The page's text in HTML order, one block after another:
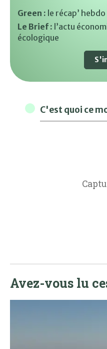
Green : le récap’ hebdo
Le Brief : l’actu
écologique
C'est quoi ce
Avez-vous lu